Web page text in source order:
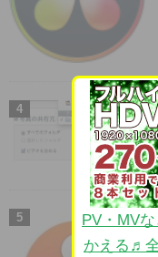
PV・MV
かえる♬